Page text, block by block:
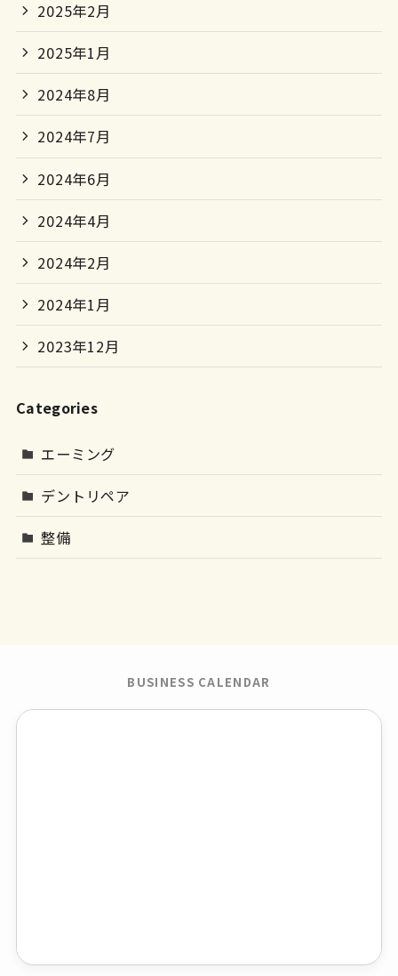
2025年2月
2025年1月
2024年8月
2024年7月
2024年6月
2024年4月
2024年2月
2024年1月
2023年12月
Categories
エーミング
デントリペア
整備
BUSINESS CALENDAR